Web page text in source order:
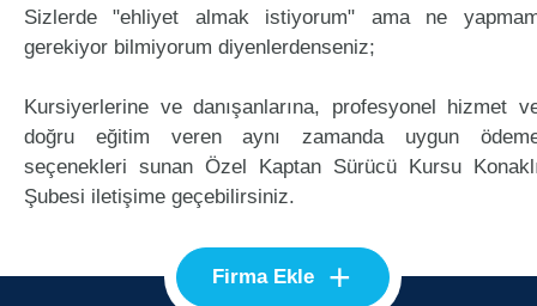
Sizlerde "ehliyet almak istiyorum" ama ne
gerekiyor bilmiyorum diyenlerdenseniz;
Kursiyerlerine ve danışanlarına, profesyonel hizmet
doğru eğitim veren aynı zamanda uygun
seçenekleri sunan Özel Kaptan Sürücü Kursu
Şubesi iletişime geçebilirsiniz.
Firma Ekle +